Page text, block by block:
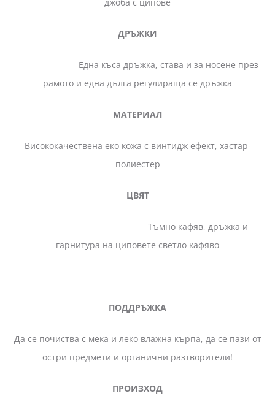
ДРЪЖКИ
Една къса дръжка, става и за носене през
рамото и една дълга регулираща се дръжка
МАТЕРИАЛ
Висококачествена еко кожа с винтидж ефект, хастар-
полиестер
ЦВЯТ
Тъмно кафяв, дръжка и
гарнитура на циповете светло кафяво
ПОДДРЪЖКА
Да се почиства с мека и леко влажна кърпа, да се пази от
остри предмети и органични разтворители!
ПРОИЗХОД